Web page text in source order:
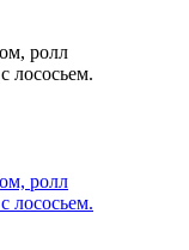
ролл
лососьем.
ролл
лососьем.